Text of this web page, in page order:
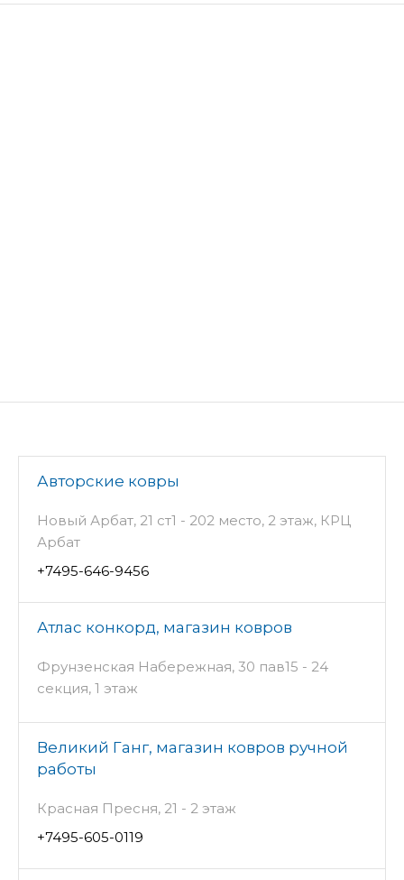
Авторские ковры
Новый Арбат, 21 ст1 - 202 место, 2 этаж, КРЦ
Арбат
+7495-646-9456
Атлас конкорд, магазин ковров
Фрунзенская Набережная, 30 пав15 - 24
секция, 1 этаж
Великий Ганг, магазин ковров ручной
работы
Красная Пресня, 21 - 2 этаж
+7495-605-0119